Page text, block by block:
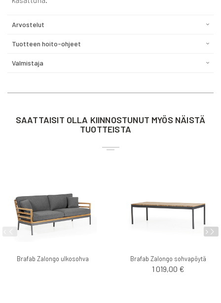
Arvostelut
Tuotteen hoito-ohjeet
Valmistaja
SAATTAISIT OLLA KIINNOSTUNUT MYÖS NÄISTÄ
TUOTTEISTA
Brafab Zalongo ulkosohva Brafab Zalongo sohvapöytä
1 019,00 €